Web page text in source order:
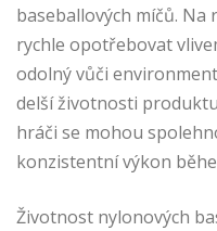
baseballových míčů. Na
rychle opotřebovat
odolný vůči
delší životnosti
hráči se mohou
konzistentní výkon
Životnost nylonových